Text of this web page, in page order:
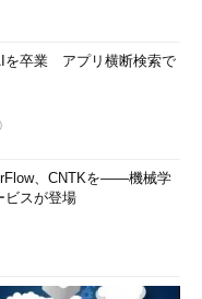
を卒業 アプリ横断検索で
、CNTKを――機械学
ビスが登場